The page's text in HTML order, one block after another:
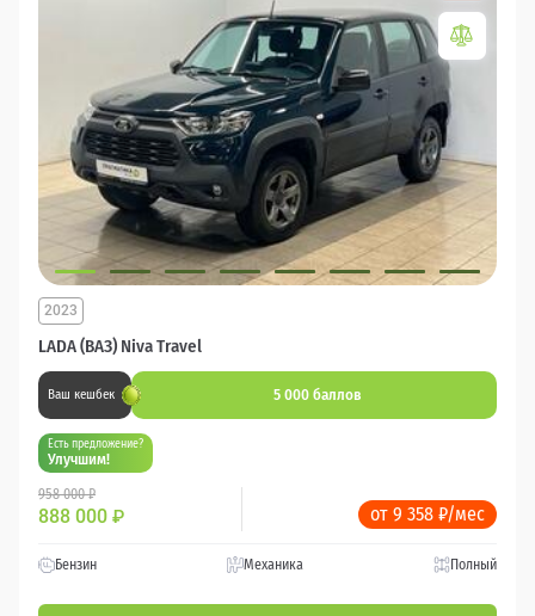
LADA (ВАЗ) Niva Travel
2023
Ваш кешбек 5 000 баллов
Есть предложение?
Улучшим!
958 000 ₽
888 000 ₽ от 9 358 ₽/мес
Бензин Механика Полный